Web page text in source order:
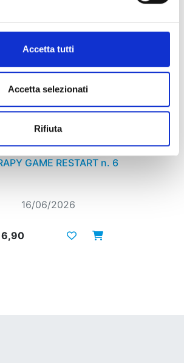
Accetta tutti
Accetta selezionati
Rifiuta
GAME RESTART n. 6
16/06/2026